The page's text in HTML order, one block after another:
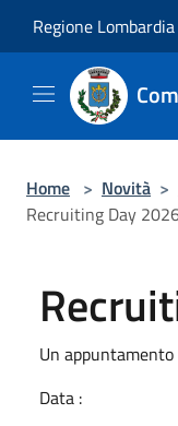
Regione Lombardia
Home > Novità >
Recruiting Day
Un
Data :